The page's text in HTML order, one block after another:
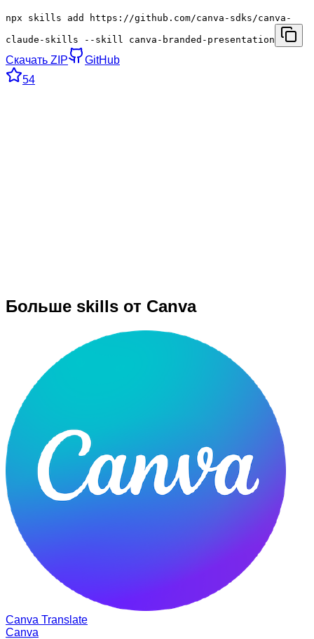
npx skills add https://github.com/canva-sdks/canva-
claude-skills --skill canva-branded-presentation
Скачать ZIP
GitHub
54
Больше skills от Canva
Canva Translate
Canva